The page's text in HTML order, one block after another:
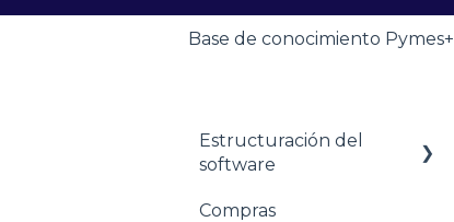
Base de conocimiento Pymes+
Estructuración del
software
Pasos para configurar
Compras